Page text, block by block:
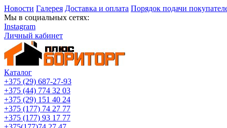
Новости Галерея Доставка и оплата Порядок подачи
Мы в социальных сетях:
Instagram
Личный кабинет
Каталог
+375 (29) 687-27-93
+375 (44) 774 32 03
+375 (29) 151 40 24
+375 (177) 74 27 77
+375 (177) 93 17 77